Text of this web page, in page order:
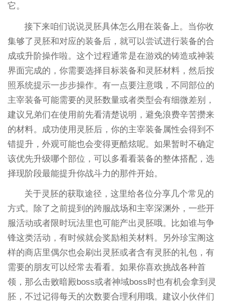
它。
接下来咱们说说灵胚具体怎么用在装备上。当你收
集够了灵胚和对应的装备后，就可以尝试进行装备的合
成或升阶操作啦。这个过程通常是在游戏的铸造或神装
界面完成的，你需要选择目标装备和灵胚材料，然后按
照系统提示一步步操作。有一点要注意哦，不同部位的
主宰装备可能需要的灵胚数量或者类型会有细微差别，
建议兄弟们在使用前先看清楚说明，避免浪费辛苦攒来
的材料。成功使用灵胚后，你的主宰装备属性会得到不
错提升，外观可能也会变得更酷炫呢。如果暂时不确定
该优先升级哪个部位，可以多看看装备的整体搭配，选
择现阶段最能提升你战斗力的那件开始。
关于灵胚的获取途径，这里给各位分享几个常见的
方式。除了之前提到的跨服战场和主宰深渊外，一些开
服活动或者限时玩法里也可能产出灵胚哦。比如谁与争
锋这类活动，有时候就会奖励相关材料。另外珍宝阁这
样的商店里偶尔也会刷出灵胚或者含有灵胚的礼包，有
需要的朋友可以经常去看看。如果你喜欢挑战各种首
领，那么击败暗殿boss或者神域boss时也有机会拿到灵
胚，不过记得每天的次数要合理利用哦。建议小伙伴们